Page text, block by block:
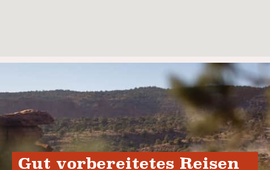
Gut vorbereitetes Reisen